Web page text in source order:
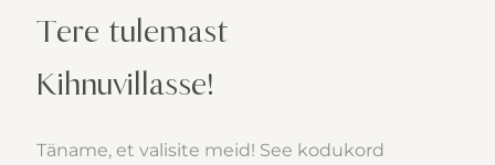
Tere tulemast
Kihnuvillasse!
Täname, et valisite meid! See kodukord